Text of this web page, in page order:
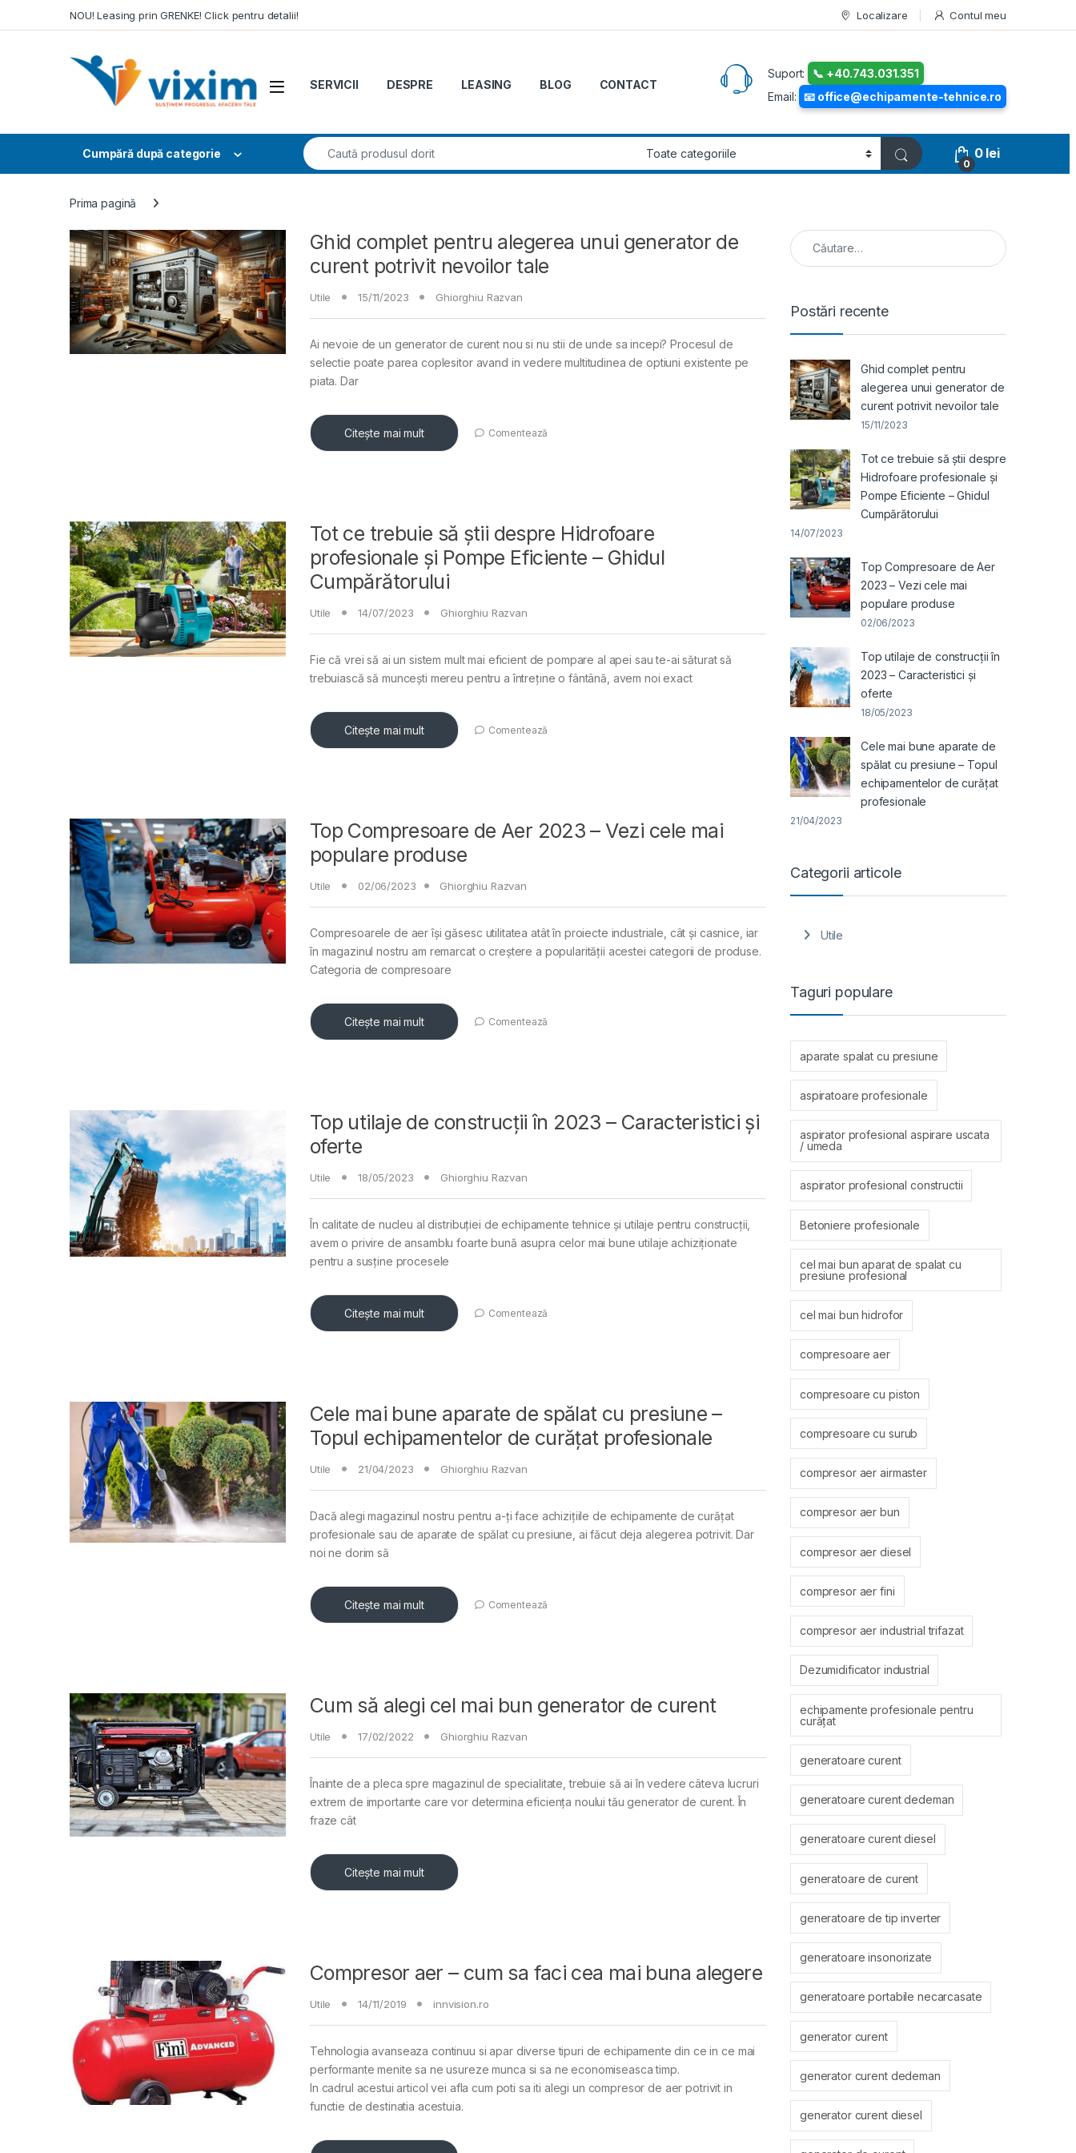
NOU! Leasing prin GRENKE! Click pentru detalii! Localizare Contul meu
SERVICII DESPRE LEASING BLOG CONTACT
Suport:
📞 +40.743.031.351
Email:
📧 office@echipamente-tehnice.ro
Cumpără după categorie
Search for:
0
0 lei
Prima pagină
Ghid complet pentru alegerea unui generator de
curent potrivit nevoilor tale
Utile 15/11/2023 Ghiorghiu Razvan
Ai nevoie de un generator de curent nou si nu stii de unde sa incepi? Procesul de
selectie poate parea coplesitor avand in vedere multitudinea de optiuni existente pe
piata. Dar
Citește mai mult Comentează
Tot ce trebuie să știi despre Hidrofoare
profesionale și Pompe Eficiente – Ghidul
Cumpărătorului
Utile 14/07/2023 Ghiorghiu Razvan
Fie că vrei să ai un sistem mult mai eficient de pompare al apei sau te-ai săturat să
trebuiască să muncești mereu pentru a întreține o fântână, avem noi exact
Citește mai mult Comentează
Top Compresoare de Aer 2023 – Vezi cele mai
populare produse
Utile 02/06/2023 Ghiorghiu Razvan
Compresoarele de aer își găsesc utilitatea atât în proiecte industriale, cât și casnice, iar
în magazinul nostru am remarcat o creștere a popularității acestei categorii de produse.
Categoria de compresoare
Citește mai mult Comentează
Top utilaje de construcții în 2023 – Caracteristici și
oferte
Utile 18/05/2023 Ghiorghiu Razvan
În calitate de nucleu al distribuției de echipamente tehnice și utilaje pentru construcții,
avem o privire de ansamblu foarte bună asupra celor mai bune utilaje achiziționate
pentru a susține procesele
Citește mai mult Comentează
Cele mai bune aparate de spălat cu presiune –
Topul echipamentelor de curățat profesionale
Utile 21/04/2023 Ghiorghiu Razvan
Dacă alegi magazinul nostru pentru a-ți face achizițiile de echipamente de curățat
profesionale sau de aparate de spălat cu presiune, ai făcut deja alegerea potrivit. Dar
noi ne dorim să
Citește mai mult Comentează
Cum să alegi cel mai bun generator de curent
Utile 17/02/2022 Ghiorghiu Razvan
Înainte de a pleca spre magazinul de specialitate, trebuie să ai în vedere câteva lucruri
extrem de importante care vor determina eficiența noului tău generator de curent. În
fraze cât
Citește mai mult
Compresor aer – cum sa faci cea mai buna alegere
Utile 14/11/2019 innvision.ro
Tehnologia avanseaza continuu si apar diverse tipuri de echipamente din ce in ce mai
performante menite sa ne usureze munca si sa ne economiseasca timp.
In cadrul acestui articol vei afla cum poti sa iti alegi un compresor de aer potrivit in
functie de destinatia acestuia.
Caută după:
Postări recente
Ghid complet pentru
alegerea unui generator de
curent potrivit nevoilor tale
15/11/2023
Tot ce trebuie să știi despre
Hidrofoare profesionale și
Pompe Eficiente – Ghidul
Cumpărătorului
14/07/2023
Top Compresoare de Aer
2023 – Vezi cele mai
populare produse
02/06/2023
Top utilaje de construcții în
2023 – Caracteristici și
oferte
18/05/2023
Cele mai bune aparate de
spălat cu presiune – Topul
echipamentelor de curățat
profesionale
21/04/2023
Categorii articole
Utile
Taguri populare
aparate spalat cu presiune
aspiratoare profesionale
aspirator profesional aspirare uscata
/ umeda
aspirator profesional constructii
Betoniere profesionale
cel mai bun aparat de spalat cu
presiune profesional
cel mai bun hidrofor
compresoare aer
compresoare cu piston
compresoare cu surub
compresor aer airmaster
compresor aer bun
compresor aer diesel
compresor aer fini
compresor aer industrial trifazat
Dezumidificator industrial
echipamente profesionale pentru
curățat
generatoare curent
generatoare curent dedeman
generatoare curent diesel
generatoare de curent
generatoare de tip inverter
generatoare insonorizate
generatoare portabile necarcasate
generator curent
generator curent dedeman
generator curent diesel